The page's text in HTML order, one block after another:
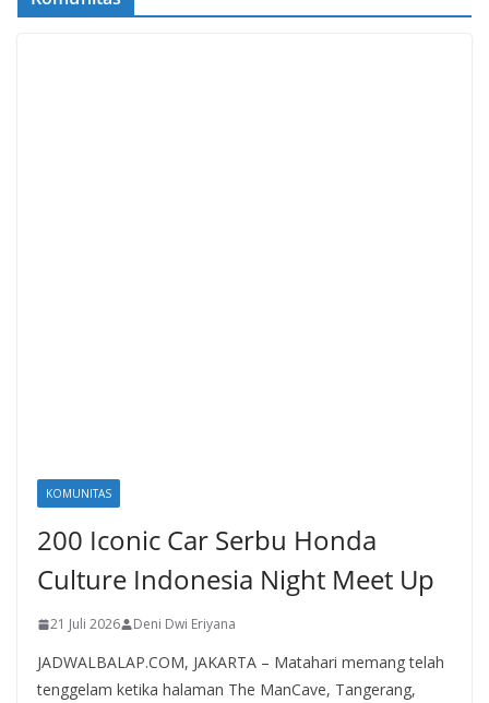
KOMUNITAS
200 Iconic Car Serbu Honda
Culture Indonesia Night Meet Up
21 Juli 2026 Deni Dwi Eriyana
JADWALBALAP.COM, JAKARTA – Matahari memang telah
tenggelam ketika halaman The ManCave, Tangerang,